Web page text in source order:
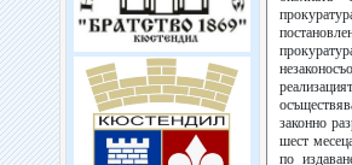
законно
шест
по